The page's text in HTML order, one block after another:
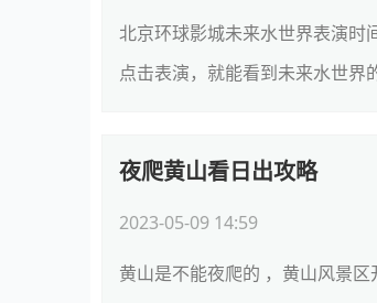
北京环球影城未来水世界表演时
点击表演，就能看到未来水世界
夜爬黄山看日出攻略
2023-05-09 14:59
黄山是不能夜爬的 ，黄山风景